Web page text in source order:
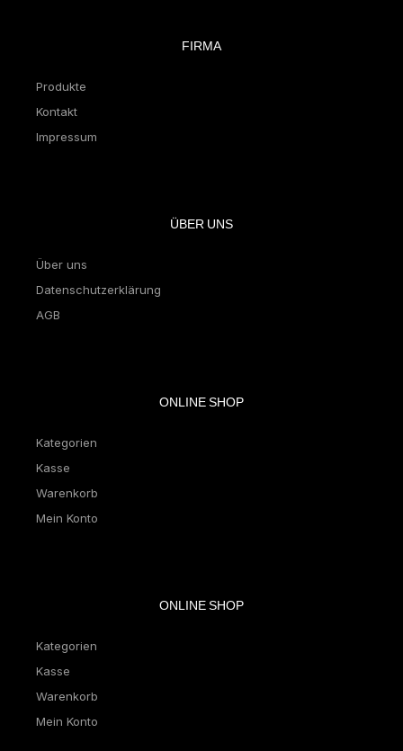
FIRMA
Produkte
Kontakt
Impressum
ÜBER UNS
Über uns
Datenschutzerklärung
AGB
ONLINE SHOP
Kategorien
Kasse
Warenkorb
Mein Konto
ONLINE SHOP
Kategorien
Kasse
Warenkorb
Mein Konto